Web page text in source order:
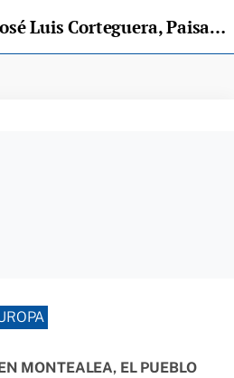
Balbina Martínez y José Luis Corteguera, Paisanos del Año de Parres
MONTEALEA, EL PUEBLO